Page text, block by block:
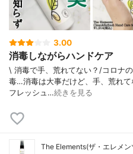
3.00
消毒しながらハンドケア
\ 消毒で手、荒れてない？/⁡⁡コロナ
毒…消毒は大事だけど、手、荒れ
フレッシュ…続きを見る
The Elements(ザ・エレメン